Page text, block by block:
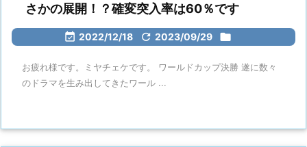
さかの展開！？確変突入率は60％です
 2022/12/18  2023/09/29 
お疲れ様です。ミヤチェケです。 ワールドカップ決勝 遂に数々
のドラマを生み出してきたワール ...